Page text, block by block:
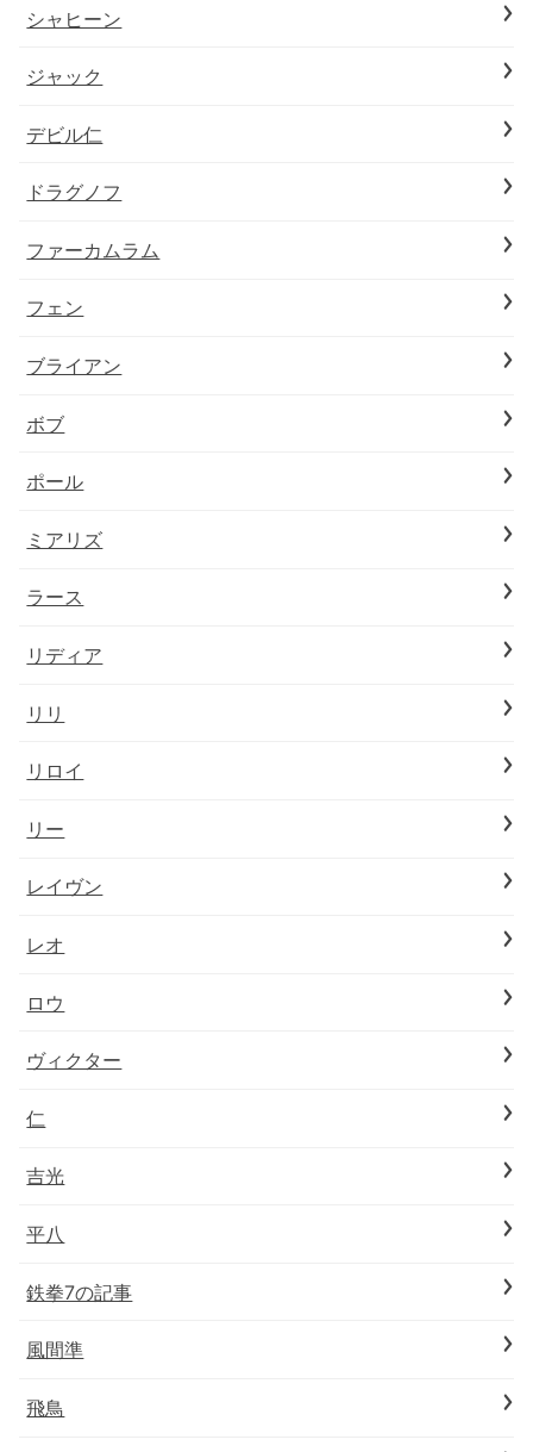
シャヒーン
ジャック
デビル仁
ドラグノフ
ファーカムラム
フェン
ブライアン
ボブ
ポール
ミアリズ
ラース
リディア
リリ
リロイ
リー
レイヴン
レオ
ロウ
ヴィクター
仁
吉光
平八
鉄拳7の記事
風間準
飛鳥